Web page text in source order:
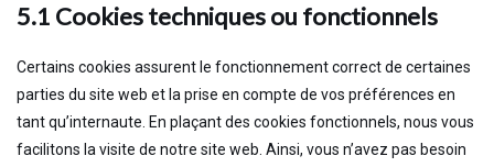
5.1 Cookies techniques ou fonctionnels
Certains cookies assurent le fonctionnement correct de certaines
parties du site web et la prise en compte de vos préférences en
tant qu’internaute. En plaçant des cookies fonctionnels, nous vous
facilitons la visite de notre site web. Ainsi, vous n’avez pas besoin